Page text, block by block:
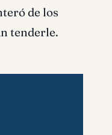
de los
tenderle.